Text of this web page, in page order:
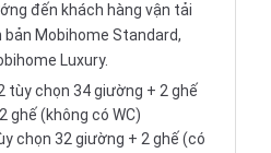
đến khách hàng vận tải
bản Mobihome Standard,
Luxury.
tùy chọn 34 giường + 2 ghế
ghế (không có WC)
chọn 32 giường + 2 ghế (có